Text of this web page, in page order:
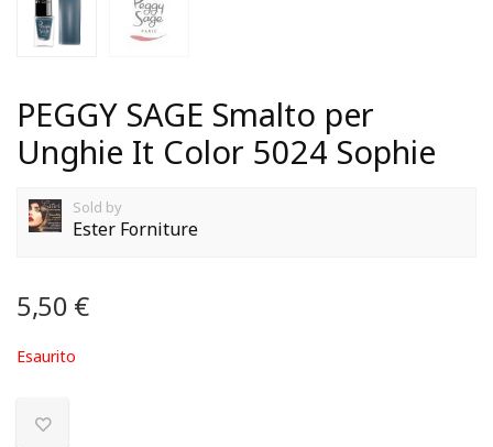
PEGGY SAGE Smalto per
Unghie It Color 5024 Sophie
Sold by
Ester Forniture
5,50 €
Esaurito